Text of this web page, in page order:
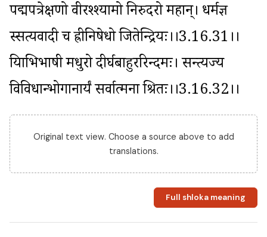
पद्मपत्रेक्षणो वीरश्श्यामो निरुदरो महान्। धर्मज्ञ
स्सत्यवादी च ह्रीनिषेधो जितेन्द्रियः।।3.16.31।।
प्रियाभिभाषी मधुरो दीर्घबाहुररिन्दमः। सन्त्यज्य
विविधान्भोगानार्यं सर्वात्मना श्रितः।।3.16.32।।
Original text view. Choose a source above to add
translations.
Full shloka meaning